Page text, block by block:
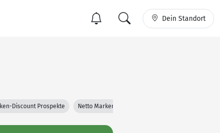
Dein Standort
Discount Prospekte Netto Marken-Discount Filialen